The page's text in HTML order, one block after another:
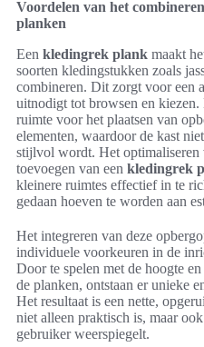
Voordelen van het
planken
Een kledingrek plank maakt
soorten kledingstukken zoals
combineren. Dit zorgt voor een
uitnodigt tot browsen en kiezen.
ruimte voor het plaatsen van
elementen, waardoor de kast
stijlvol wordt. Het optimaliseren
toevoegen van een kledingrek
kleinere ruimtes effectief in te
gedaan hoeven te worden aan
Het integreren van deze
individuele voorkeuren in de
Door te spelen met de hoogte
de planken, ontstaan er unieke
Het resultaat is een nette,
niet alleen praktisch is, maar
gebruiker weerspiegelt.